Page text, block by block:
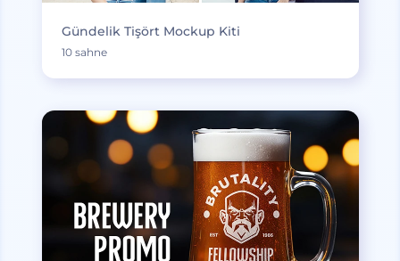
Gündelik Tişört Mockup Kiti
10 sahne